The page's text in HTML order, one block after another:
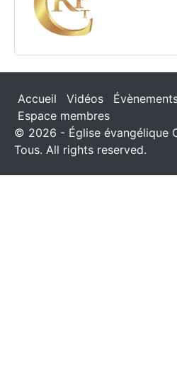
Accueil Vidéos
Espace membres
© 2026 - Église évangélique
Tous. All rights reserved.